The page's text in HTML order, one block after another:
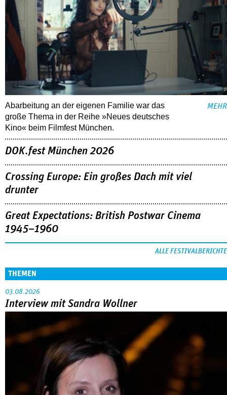
Abarbeitung an der eigenen Familie war das
große Thema in der Reihe »Neues deutsches
Kino« beim Filmfest München.
MEHR
DOK.fest München 2026
Crossing Europe: Ein großes Dach mit viel
drunter
Great Expectations: British Postwar Cinema
1945–1960
ALLE FESTIVALBERICHTE
THEMEN
03.08.2026
Interview mit Sandra Wollner